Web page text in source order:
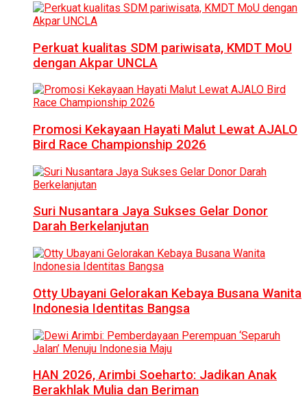
Perkuat kualitas SDM pariwisata, KMDT MoU
dengan Akpar UNCLA
Promosi Kekayaan Hayati Malut Lewat AJALO
Bird Race Championship 2026
Suri Nusantara Jaya Sukses Gelar Donor
Darah Berkelanjutan
Otty Ubayani Gelorakan Kebaya Busana Wanita
Indonesia Identitas Bangsa
HAN 2026, Arimbi Soeharto: Jadikan Anak
Berakhlak Mulia dan Beriman